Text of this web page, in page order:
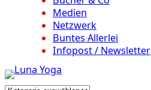
Medien
Netzwerk
Buntes Allerlei
Infopost / Newsletter